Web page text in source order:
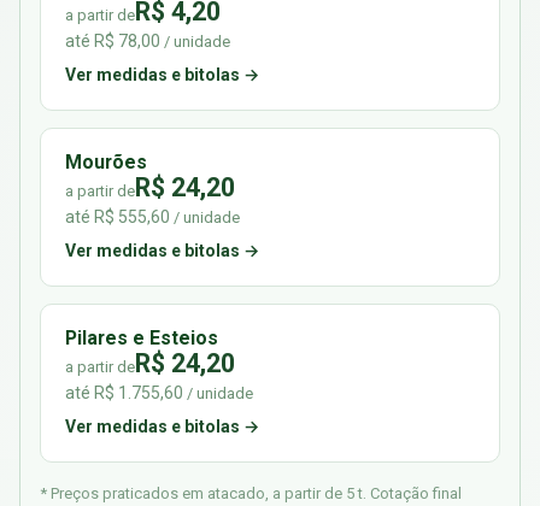
a partir deR$ 4,20
até R$ 78,00 / unidade
Ver medidas e bitolas →
Mourões
a partir deR$ 24,20
até R$ 555,60 / unidade
Ver medidas e bitolas →
Pilares e Esteios
a partir deR$ 24,20
até R$ 1.755,60 / unidade
Ver medidas e bitolas →
* Preços praticados em atacado, a partir de 5 t. Cotação final